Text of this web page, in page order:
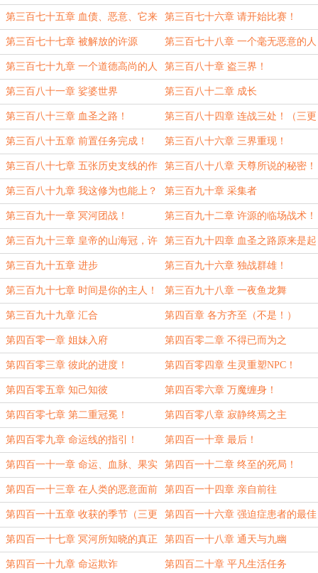
第三百七十五章 血债、恶意、它来
了
第三百七十六章 请开始比赛！
第三百七十七章 被解放的许源
（5000字，三更求月票！）
第三百七十八章 一个毫无恶意的人
第三百七十九章 一个道德高尚的人 第三百八十章 盗三界！
第三百八十一章 娑婆世界 第三百八十二章 成长
第三百八十三章 血圣之路！ 第三百八十四章 连战三处！（三更
求月票！）
第三百八十五章 前置任务完成！ 第三百八十六章 三界重现！
第三百八十七章 五张历史支线的作
用！
第三百八十八章 天尊所说的秘密！
第三百八十九章 我这修为也能上？ 第三百九十章 采集者
第三百九十一章 冥河团战！ 第三百九十二章 许源的临场战术！
第三百九十三章 皇帝的山海冠，许
源的夜之冕
第三百九十四章 血圣之路原来是起
这个作用的！
第三百九十五章 进步 第三百九十六章 独战群雄！
第三百九十七章 时间是你的主人！
（三更求月票！）
第三百九十八章 一夜鱼龙舞
第三百九十九章 汇合 第四百章 各方齐至（不是！）
第四百零一章 姐妹入府 第四百零二章 不得已而为之
第四百零三章 彼此的进度！ 第四百零四章 生灵重塑NPC！
第四百零五章 知己知彼 第四百零六章 万魔缠身！
第四百零七章 第二重冠冕！ 第四百零八章 寂静终焉之主
第四百零九章 命运线的指引！ 第四百一十章 最后！
第四百一十一章 命运、血脉、果实 第四百一十二章 终至的死局！
第四百一十三章 在人类的恶意面前 第四百一十四章 亲自前往
第四百一十五章 收获的季节（三更
求票！）
第四百一十六章 强迫症患者的最佳
结局（大章求订哦）
第四百一十七章 冥河所知晓的真正
秘密！
第四百一十八章 通天与九幽
第四百一十九章 命运欺诈 第四百二十章 平凡生活任务